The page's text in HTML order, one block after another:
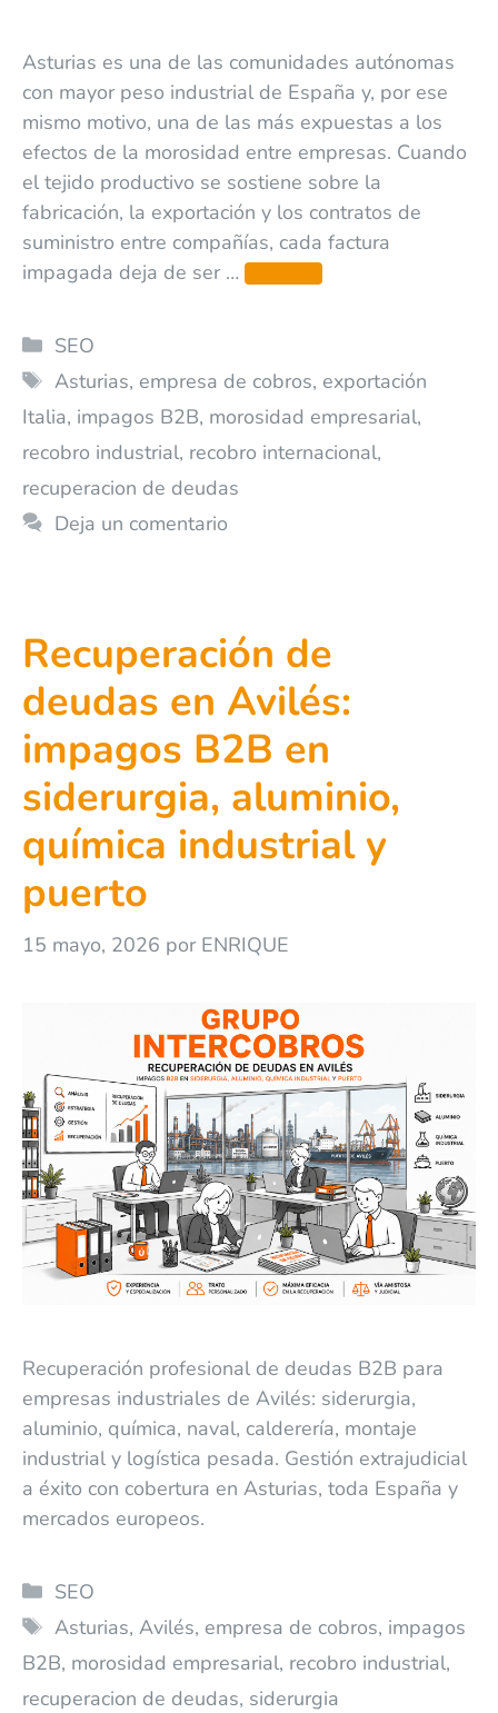
Asturias es una de las comunidades autónomas
con mayor peso industrial de España y, por ese
mismo motivo, una de las más expuestas a los
efectos de la morosidad entre empresas. Cuando
el tejido productivo se sostiene sobre la
fabricación, la exportación y los contratos de
suministro entre compañías, cada factura
impagada deja de ser … Leer más
SEO
Asturias, empresa de cobros, exportación
Italia, impagos B2B, morosidad empresarial,
recobro industrial, recobro internacional,
recuperacion de deudas
Deja un comentario
Recuperación de
deudas en Avilés:
impagos B2B en
siderurgia, aluminio,
química industrial y
puerto
15 mayo, 2026 por ENRIQUE
Recuperación profesional de deudas B2B para
empresas industriales de Avilés: siderurgia,
aluminio, química, naval, calderería, montaje
industrial y logística pesada. Gestión extrajudicial
a éxito con cobertura en Asturias, toda España y
mercados europeos.
SEO
Asturias, Avilés, empresa de cobros, impagos
B2B, morosidad empresarial, recobro industrial,
recuperacion de deudas, siderurgia